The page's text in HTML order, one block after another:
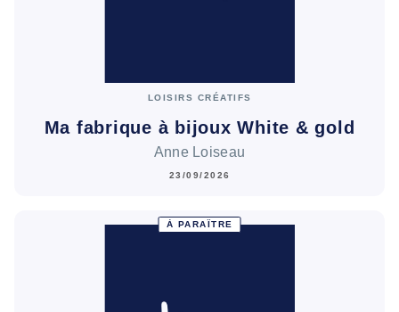
LOISIRS CRÉATIFS
Ma fabrique à bijoux White & gold
Anne Loiseau
23/09/2026
À PARAÎTRE